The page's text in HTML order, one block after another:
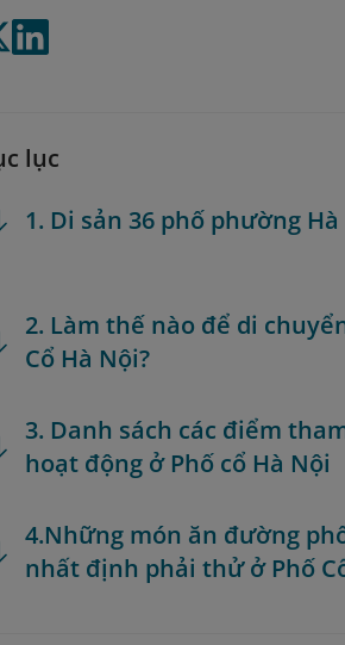
lục
1. Di sản 36 phố phường
2. Làm thế nào để di
Cổ Hà Nội?
3. Danh sách các điểm
hoạt động ở Phố cổ Hà Nội
4.Những món ăn đường
nhất định phải thử ở Phố